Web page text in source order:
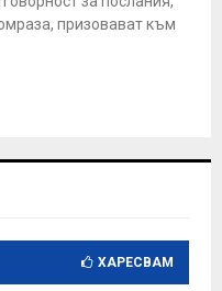
призовават към
ХАРЕСВАМ